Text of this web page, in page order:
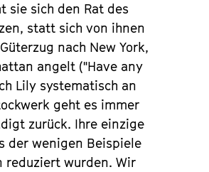
sie sich den Rat des
statt sich von ihnen
nach New York,
angelt ("Have any
Lily systematisch an
geht es immer
zurück. Ihre einzige
der wenigen Beispiele
reduziert wurden. Wir